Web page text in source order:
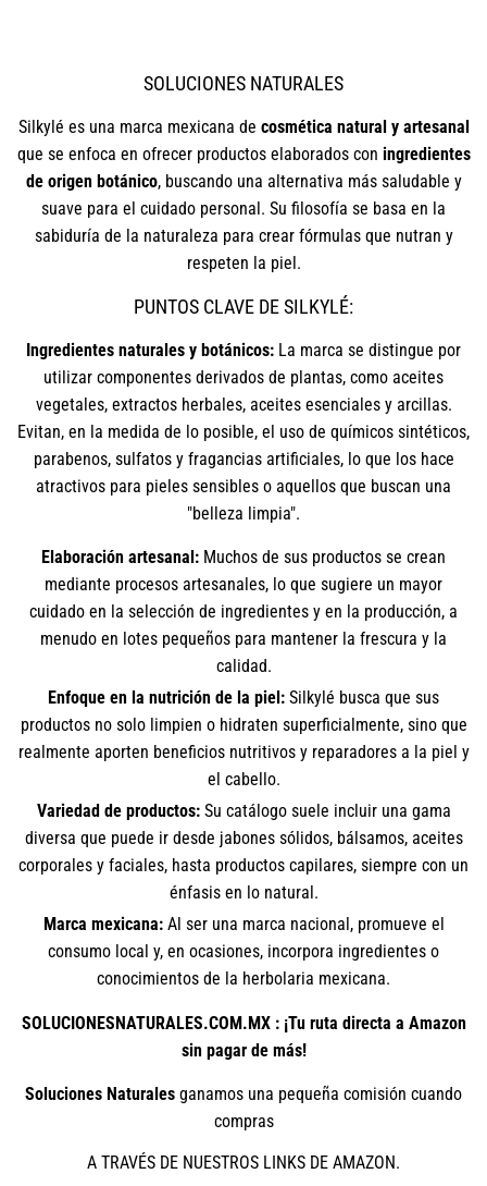
SOLUCIONES NATURALES
Silkylé es una marca mexicana de cosmética natural y artesanal
que se enfoca en ofrecer productos elaborados con ingredientes
de origen botánico, buscando una alternativa más saludable y
suave para el cuidado personal. Su filosofía se basa en la
sabiduría de la naturaleza para crear fórmulas que nutran y
respeten la piel.
PUNTOS CLAVE DE SILKYLÉ:
Ingredientes naturales y botánicos: La marca se distingue por
utilizar componentes derivados de plantas, como aceites
vegetales, extractos herbales, aceites esenciales y arcillas.
Evitan, en la medida de lo posible, el uso de químicos sintéticos,
parabenos, sulfatos y fragancias artificiales, lo que los hace
atractivos para pieles sensibles o aquellos que buscan una
"belleza limpia".
Elaboración artesanal: Muchos de sus productos se crean
mediante procesos artesanales, lo que sugiere un mayor
cuidado en la selección de ingredientes y en la producción, a
menudo en lotes pequeños para mantener la frescura y la
calidad.
Enfoque en la nutrición de la piel: Silkylé busca que sus
productos no solo limpien o hidraten superficialmente, sino que
realmente aporten beneficios nutritivos y reparadores a la piel y
el cabello.
Variedad de productos:Su catálogo suele incluir una gama
diversa que puede ir desde jabones sólidos, bálsamos, aceites
corporales y faciales, hasta productos capilares, siempre con un
énfasis en lo natural.
Marca mexicana:Al ser una marca nacional, promueve el
consumo local y, en ocasiones, incorpora ingredientes o
conocimientos de la herbolaria mexicana.
SOLUCIONESNATURALES.COM.MX : ¡Tu ruta directa a Amazon
sin pagar de más!
Soluciones Naturales ganamos una pequeña comisión cuando
compras
A TRAVÉS DE NUESTROS LINKS DE AMAZON.